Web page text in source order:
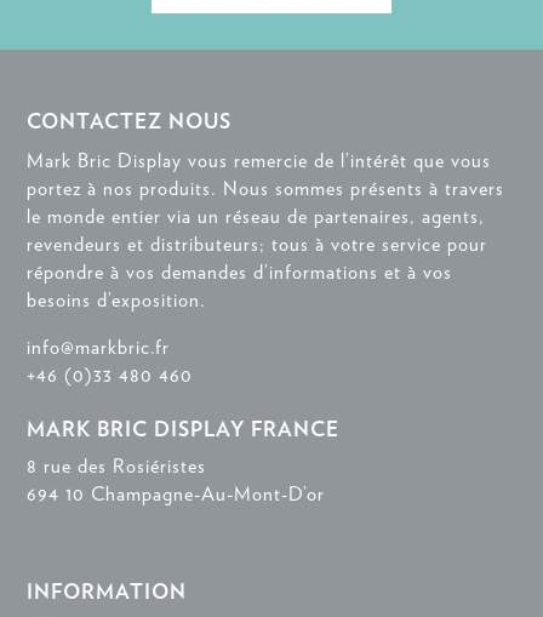
CONTACTEZ NOUS
Mark Bric Display vous remercie de l’intérêt que vous
portez à nos produits. Nous sommes présents à travers
le monde entier via un réseau de partenaires, agents,
revendeurs et distributeurs; tous à votre service pour
répondre à vos demandes d’informations et à vos
besoins d’exposition.
info@markbric.fr
+46 (0)33 480 460
MARK BRIC DISPLAY FRANCE
8 rue des Rosiéristes
694 10 Champagne-Au-Mont-D’or
INFORMATION